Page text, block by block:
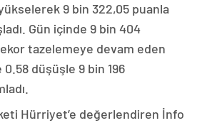
9 bin 322,05 puanla
Gün içinde 9 bin 404
tazelemeye devam eden
düşüşle 9 bin 196
Hürriyet’e değerlendiren İnfo